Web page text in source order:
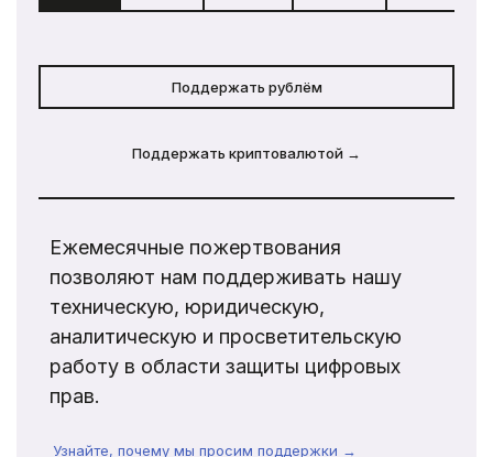
Поддержать рублём
Поддержать криптовалютой →
Ежемесячные пожертвования
позволяют нам поддерживать нашу
техническую, юридическую,
аналитическую и просветительскую
работу в области защиты цифровых
прав.
Узнайте, почему мы просим поддержки →